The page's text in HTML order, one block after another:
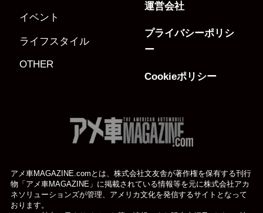
イベント
ライフスタイル
OTHER
運営会社
プライバシーポリシ
ー
Cookieポリシー
アメ車MAGAZINE.comとは、株式会社文友舎が著作権を保有する刊行
物「アメ車MAGAZINE」に掲載されている情報等を元に株式会社アカ
ネソリューションズが管理、アメリカ文化を発信するサイトとなって
おります。